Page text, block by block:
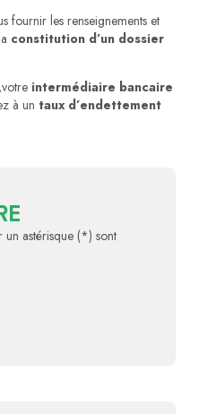
fournir les renseignements et
constitution d’un dossier
intermédiaire bancaire
à un taux d’endettement
un astérisque (*) sont